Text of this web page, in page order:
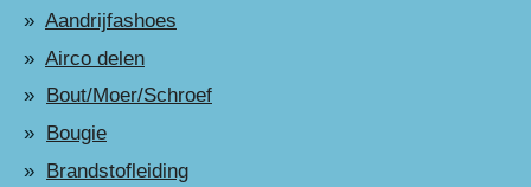
Aandrijfashoes
Airco delen
Bout/Moer/Schroef
Bougie
Brandstofleiding